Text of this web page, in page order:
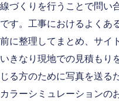
線づくりを行うことで問い
です。工事におけるよくあ
前に整理してまとめ、サイ
いきなり現地での見積もり
じる方のために写真を送る
カラーシミュレーションの